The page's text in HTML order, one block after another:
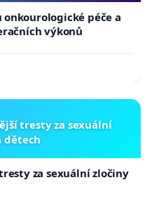
onkourologické péče a
výkonů
tresty za sexuální
dětech
za sexuální zločiny